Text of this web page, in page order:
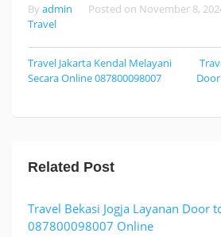
By admin Posted on November 8,
Travel
Post
Travel Jakarta Kendal Melayani
Secara Online 087800098007
Related Post
Travel Bekasi Jogja Layanan Door
087800098007 Online